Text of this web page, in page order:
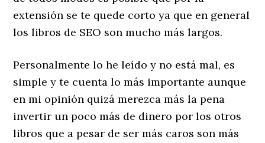
extensión se te quede corto ya que en general
los libros de SEO son mucho más largos.
Personalmente lo he leído y no está mal, es
simple y te cuenta lo más importante aunque
en mi opinión quizá merezca más la pena
invertir un poco más de dinero por los otros
libros que a pesar de ser más caros son más